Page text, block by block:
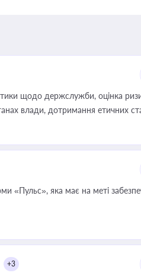
щодо держслужби, оцінка
влади, дотримання етичних
«Пульс», яка має на меті
+3